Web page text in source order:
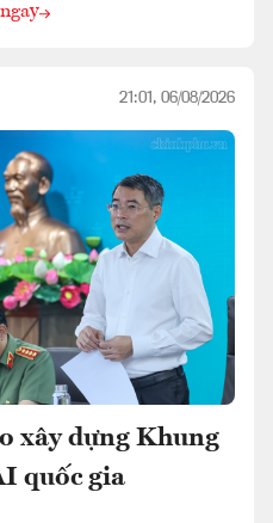
21:01, 06/08/2026
xây dựng Khung
quốc gia